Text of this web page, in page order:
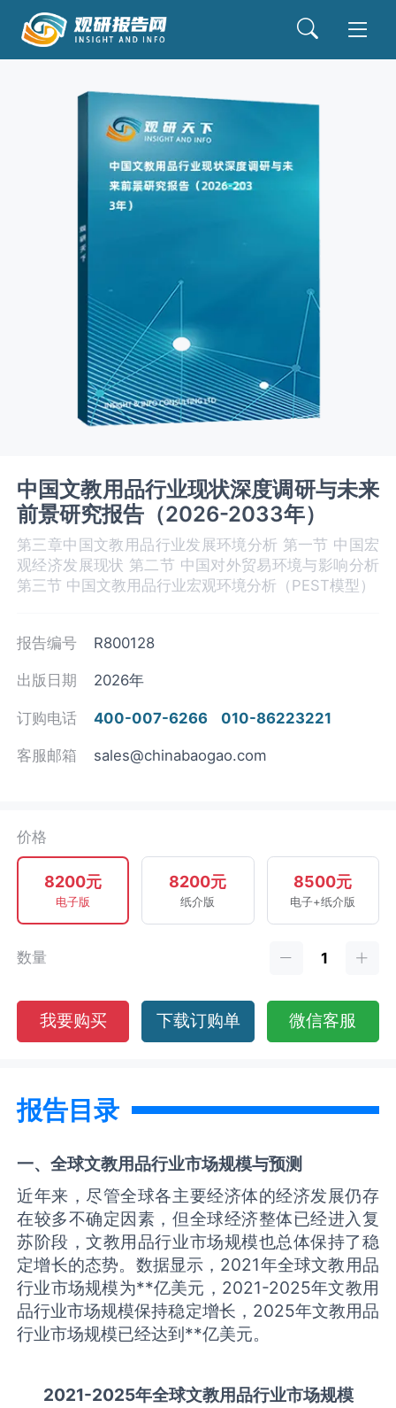
中国文教用品行业现状深度调研与未来
前景研究报告（2026-2033年）
第三章中国文教用品‌‌‌行业发展环境分析 第一节 中国宏
观经济发展现状 第二节 中国对外贸易环境与影响分析
第三节 中国文教用品‌‌‌行业宏观环境分析（PEST模型）
报告编号 R800128
出版日期 2026年
订购电话 400-007-6266 010-86223221
客服邮箱 sales@chinabaogao.com
价格
8200元
电子版
8200元
纸介版
8500元
电子+纸介版
数量
我要购买 下载订购单 微信客服
报告目录
一、全球文教用品行业市场规模与预测
近年来，尽管全球各主要经济体的经济发展仍存
在较多不确定因素，但全球经济整体已经进入复
苏阶段，文教用品行业市场规模也总体保持了稳
定增长的态势。数据显示，2021年全球文教用品
行业市场规模为**亿美元，2021-2025年文教用
品行业市场规模保持稳定增长，2025年文教用品
行业市场规模已经达到**亿美元。
2021-2025年全球文教用品行业市场规模